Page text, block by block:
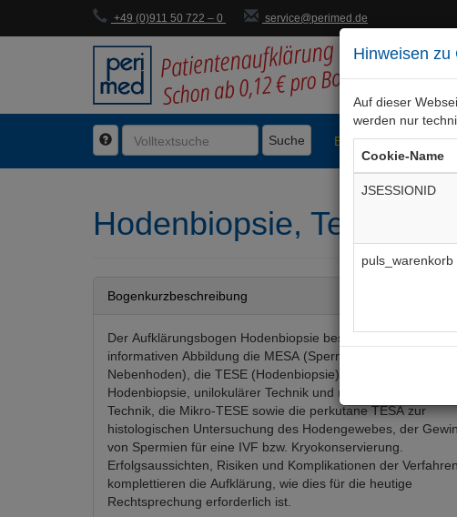
+49 (0)911 50 722 – 0 service@perimed.de
Suche BogenFachgebiete
Hinweisen
Auf dieser
werden nur
Cookie-Name
JSESSIONID
puls_warenkorb
Hodenbiopsie,
Bogenkurzbeschreibung
Der Aufklärungsbogen Hodenbiopsie beschreibt anhand
informativen Abbildung die MESA (Spermienentnahme aus
Nebenhoden), die TESE (Hodenbiopsie) mittels offener
Hodenbiopsie, unilokulärer Technik und multilokuärer
Technik, die Mikro-TESE sowie die perkutane TESA zur
histologischen Untersuchung des Hodengewebes, der
von Spermien für eine IVF bzw. Kryokonservierung.
Erfolgsaussichten, Risiken und Komplikationen der Verfahren
komplettieren die Aufklärung, wie dies für die heutige
Rechtsprechung erforderlich ist.